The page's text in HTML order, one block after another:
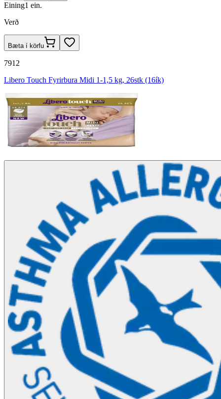
Eining1 ein.
Verð
Bæta í körfu
7912
Libero Touch Fyrirbura Midi 1-1,5 kg, 26stk (16ík)